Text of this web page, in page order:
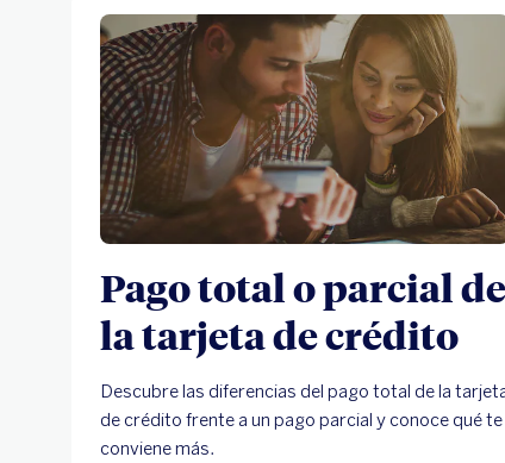
Pago total o parcial de
la tarjeta de crédito
Descubre las diferencias del pago total de la
de crédito frente a un pago parcial y conoce qué te
conviene más.